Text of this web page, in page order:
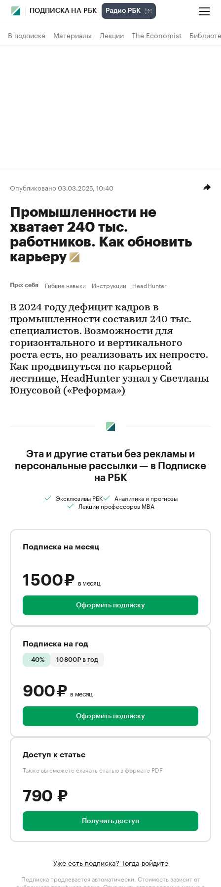
ПОДПИСКА НА РБК
В подписке Материалы Лекции The Economist
Опубликовано 03.03.2025, 10:40
Промышленности не
хватает 240 тыс.
работников. Как обновить
карьеру
Про: себя Гибкие навыки Инструкции HeadHunter
В 2024 году дефицит кадров в
промышленности составил 240 тыс.
специалистов. Возможности для
горизонтального и вертикального
роста есть, но реализовать их непросто.
Как продвинуться по карьерной
лестнице, HeadHunter узнал у Светланы
Юнусовой («Реформа»)
Эта и другие статьи без рекламы и
персональные рассылки — в Подписке
на РБК
Эксклюзивы РБК
Аналитика и прогнозы
Лекции профессоров MBA
Подписка на месяц
1 500 ₽ в месяц
Оформить подписку
Подписка на год
-40% 10 800₽ в год
900 ₽ в месяц
Оформить подписку
Доступ к статье
Также вы сможете скачать статью в формате PDF
790 ₽
Получить доступ
Уже есть подписка? Тогда войдите
Подписка продлевается автоматически. Стоимость зависит от